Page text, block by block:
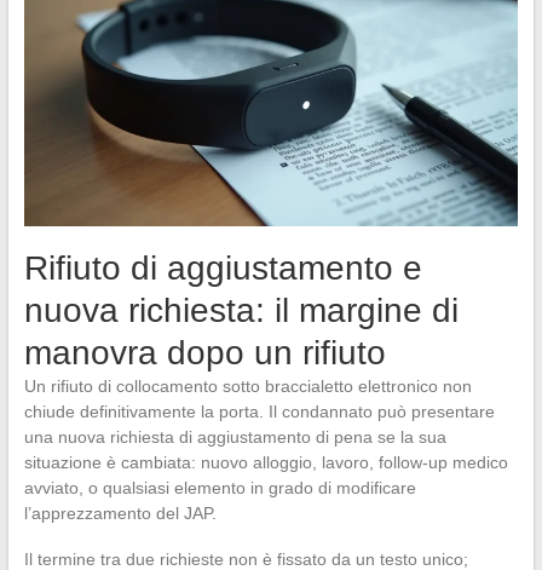
Rifiuto di aggiustamento e
nuova richiesta: il margine di
manovra dopo un rifiuto
Un rifiuto di collocamento sotto braccialetto elettronico non
chiude definitivamente la porta. Il condannato può presentare
una nuova richiesta di aggiustamento di pena se la sua
situazione è cambiata: nuovo alloggio, lavoro, follow-up medico
avviato, o qualsiasi elemento in grado di modificare
l’apprezzamento del JAP.
Il termine tra due richieste non è fissato da un testo unico;